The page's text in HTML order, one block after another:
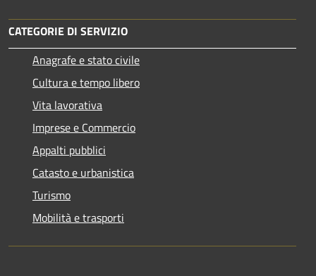
CATEGORIE DI SERVIZIO
Anagrafe e stato civile
Cultura e tempo libero
Vita lavorativa
Imprese e Commercio
Appalti pubblici
Catasto e urbanistica
Turismo
Mobilità e trasporti